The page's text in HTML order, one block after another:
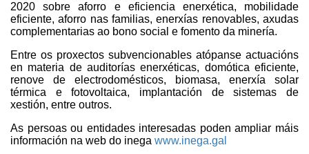
2020 sobre aforro e eficiencia enerxética, mobilidade
eficiente, aforro nas familias, enerxías renovables, axudas
complementarias ao bono social e fomento da minería.
Entre os proxectos subvencionables atópanse actuacións
en materia de auditorías enerxéticas, domótica eficiente,
renove de electrodomésticos, biomasa, enerxía solar
térmica e fotovoltaica, implantación de sistemas de
xestión, entre outros.
As persoas ou entidades interesadas poden ampliar máis
información na web do inega www.inega.gal